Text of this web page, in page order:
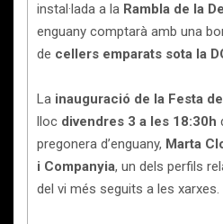
instal·lada a la Rambla de la
enguany comptarà amb una
de cellers emparats sota la
La inauguració de la Festa
lloc divendres 3 a les 18:30h
pregonera d’enguany, Marta
i Companyia, un dels perfils
del vi més seguits a les xarxes.